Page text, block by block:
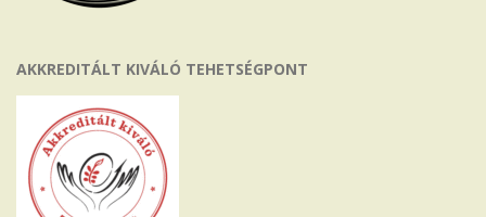
AKKREDITÁLT KIVÁLÓ TEHETSÉGPONT